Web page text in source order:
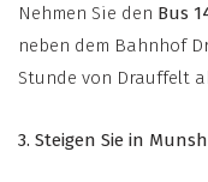
Nehmen Sie den Bus
neben dem Bahnhof
Stunde von Drauffelt
3. Steigen Sie in